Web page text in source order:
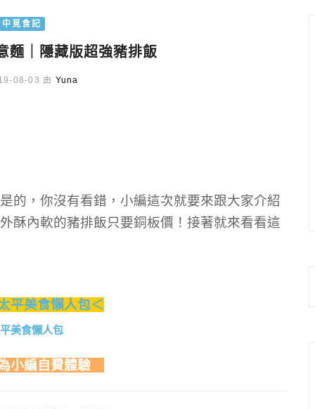
中覓食記
麵｜隱藏版超強豬排飯
08-03 由 Yuna
的，你沒有看錯，小編這次就要來跟大家介紹
酥內軟的豬排飯只要銅板價！接著就來看看這
平美食懶人包＜
小編自費體驗